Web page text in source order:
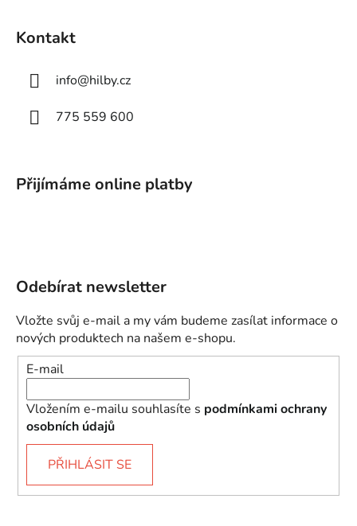
Kontakt
info@hilby.cz
775 559 600
Přijímáme online platby
Odebírat newsletter
Vložte svůj e-mail a my vám budeme zasílat informace o
nových produktech na našem e-shopu.
E-mail
Vložením e-mailu souhlasíte s podmínkami ochrany
osobních údajů
PŘIHLÁSIT SE